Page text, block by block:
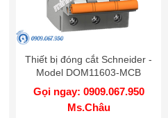
Thiết bị đóng cắt Schneider -
Model DOM11603-MCB
Gọi ngay: 0909.067.950
Ms.Châu